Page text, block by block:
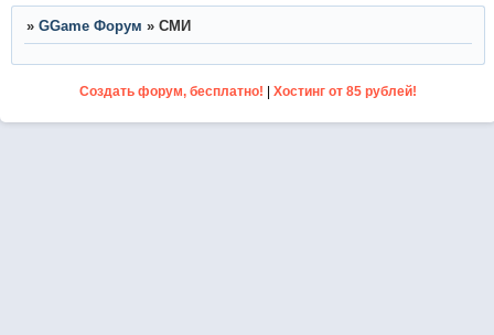
» GGame Форум » СМИ
Создать форум, бесплатно! |Хостинг от 85 рублей!